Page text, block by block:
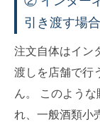
引き渡す場合
注文自体はイン
渡しを店舗で行
ん。 このよう
れ、一般酒類小